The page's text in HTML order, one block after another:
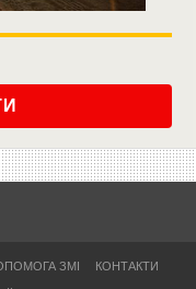
ЗМІ КОНТАКТИ